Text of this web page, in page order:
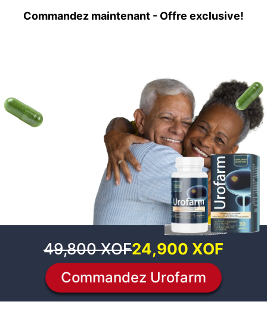
Commandez maintenant - Offre exclusive!
49,800 XOF24,900 XOF
Commandez Urofarm